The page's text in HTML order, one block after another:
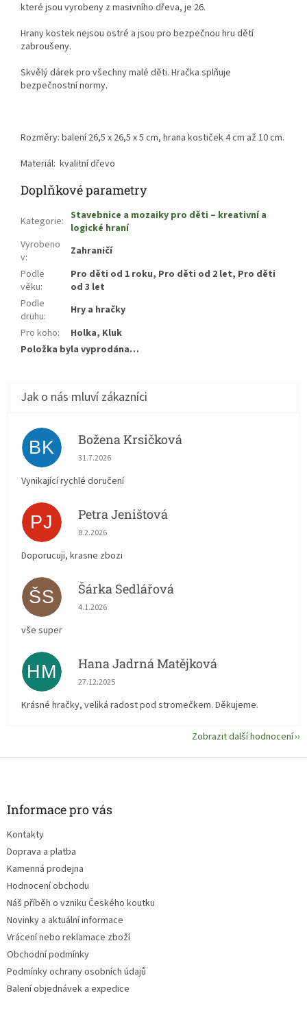
které jsou vyrobeny z masivního dřeva, je 26.
Hrany kostek nejsou ostré a jsou pro bezpečnou hru dětí
zabroušeny.
Skvělý dárek pro všechny malé děti. Hračka splňuje
bezpečnostní normy.
Rozměry: balení 26,5 x 26,5 x 5 cm, hrana kostiček 4 cm až 10 cm.
Materiál: kvalitní dřevo
Doplňkové parametry
Kategorie: Stavebnice a mozaiky pro děti – kreativní a
logické hraní
Vyrobeno
v:
Zahraničí
Podle
věku:
Pro děti od 1 roku, Pro děti od 2 let, Pro děti
od 3 let
Podle
druhu:
Hry a hračky
Pro koho:
Holka, Kluk
Položka byla vyprodána…
BK Božena Krsičková
Hodnocení obchodu je 5 z 5 hvězdiček.
31.7.2026
Vynikající rychlé doručení
PJ Petra Jeništová
Hodnocení obchodu je 5 z 5 hvězdiček.
8.2.2026
Doporucuji, krasne zbozi
ŠS Šárka Sedlářová
Hodnocení obchodu je 5 z 5 hvězdiček.
4.1.2026
vše super
HM Hana Jadrná Matějková
Hodnocení obchodu je 5 z 5 hvězdiček.
27.12.2025
Krásné hračky, veliká radost pod stromečkem. Děkujeme.
Zobrazit další hodnocení
Informace pro vás
Kontakty
Doprava a platba
Kamenná prodejna
Hodnocení obchodu
Náš příběh o vzniku Českého koutku
Novinky a aktuální informace
Vrácení nebo reklamace zboží
Obchodní podmínky
Podmínky ochrany osobních údajů
Balení objednávek a expedice